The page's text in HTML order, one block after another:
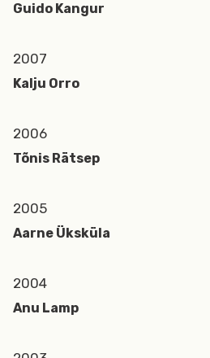
Guido Kangur
2007
Kalju Orro
2006
Tõnis Rätsep
2005
Aarne Üksküla
2004
Anu Lamp